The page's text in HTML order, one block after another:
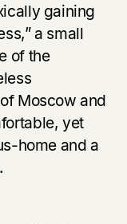
gaining
a small
of the
Moscow and
yet
home and a